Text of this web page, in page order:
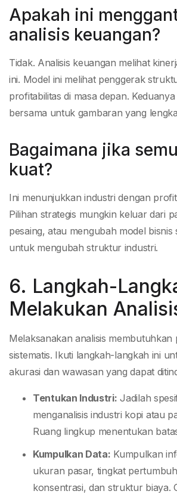
Apakah ini
analisis keuangan?
Tidak. Analisis keuangan melihat
ini. Model ini melihat penggerak
profitabilitas di masa depan.
bersama untuk gambaran yang
Bagaimana jika
kuat?
Ini menunjukkan industri dengan
Pilihan strategis mungkin keluar dari
pesaing, atau mengubah model bisnis
untuk mengubah struktur industri.
6. Langkah-
Melakukan
Melaksanakan analisis membutuhkan
sistematis. Ikuti langkah-langkah ini
akurasi dan wawasan yang dapat
Tentukan Industri: Jadilah
menganalisis industri kopi atau
Ruang lingkup menentukan
Kumpulkan Data: Kumpulkan
ukuran pasar, tingkat
konsentrasi, dan struktur biaya.